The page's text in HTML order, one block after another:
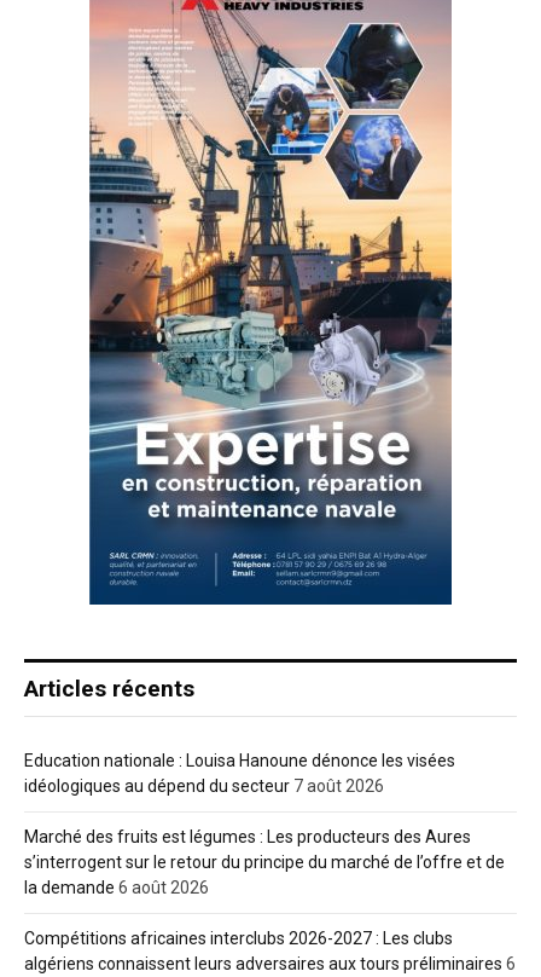
Articles récents
Education nationale : Louisa Hanoune dénonce les visées
idéologiques au dépend du secteur 7 août 2026
Marché des fruits est légumes : Les producteurs des Aures
s’interrogent sur le retour du principe du marché de l’offre et de
la demande 6 août 2026
Compétitions africaines interclubs 2026-2027 : Les clubs
algériens connaissent leurs adversaires aux tours préliminaires 6